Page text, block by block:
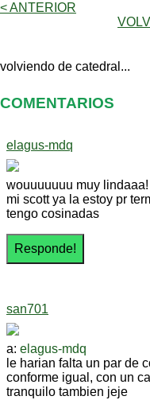
< ANTERIOR
volviendo de catedral...
COMENTARIOS
elagus-mdq
wouuuuuuu muy
mi scott ya la estoy pr
tengo cosinadas
san701
a: elagus-mdq
le harian falta un par de
conforme igual, con un
tranquilo tambien jeje